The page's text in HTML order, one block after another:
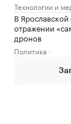
Технологии и
В
отражении
дронов
Политика